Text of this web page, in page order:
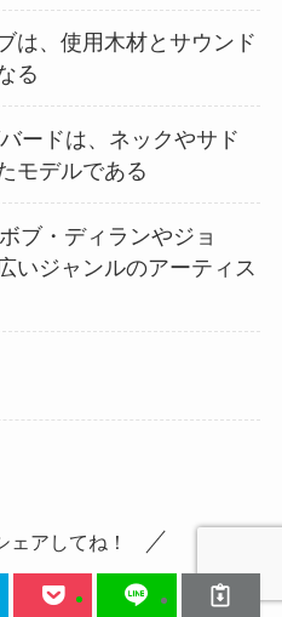
は、使用木材とサウンド
る
ードは、ネックやサド
モデルである
ブ・ディランやジョ
いジャンルのアーティス
ェアしてね！